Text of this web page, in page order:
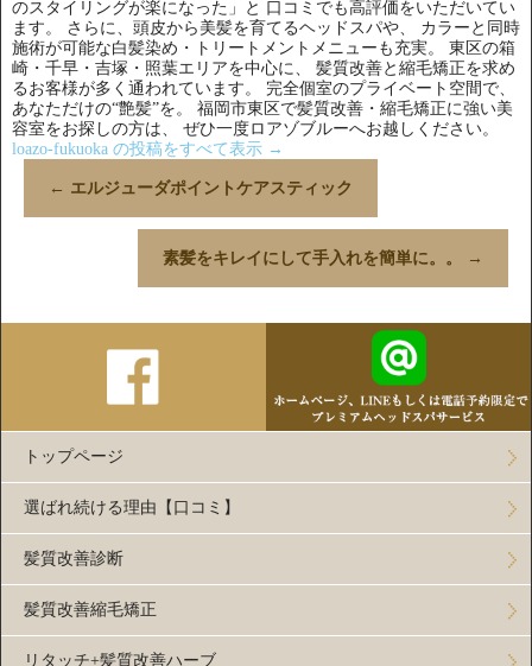
のスタイリングが楽になった」と 口コミでも高評価をいただいてい
ます。 さらに、頭皮から美髪を育てるヘッドスパや、 カラーと同時
施術が可能な白髪染め・トリートメントメニューも充実。 東区の箱
崎・千早・吉塚・照葉エリアを中心に、 髪質改善と縮毛矯正を求め
るお客様が多く通われています。 完全個室のプライベート空間で、
あなただけの“艶髪”を。 福岡市東区で髪質改善・縮毛矯正に強い美
容室をお探しの方は、 ぜひ一度ロアゾブルーへお越しください。
loazo-fukuoka の投稿をすべて表示 →
← エルジューダポイントケアスティック
素髪をキレイにして手入れを簡単に。。 →
トップページ
選ばれ続ける理由【口コミ】
髪質改善診断
髪質改善縮毛矯正
リタッチ+髪質改善ハーブ